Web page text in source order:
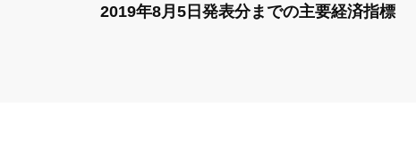
2019年8月5日発表分までの主要経済指標